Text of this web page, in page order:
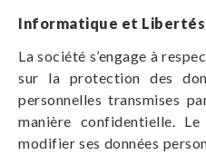
Informatique et Libertés
La société s’engage à
sur la protection des
personnelles transmises
manière confidentielle.
modifier ses données